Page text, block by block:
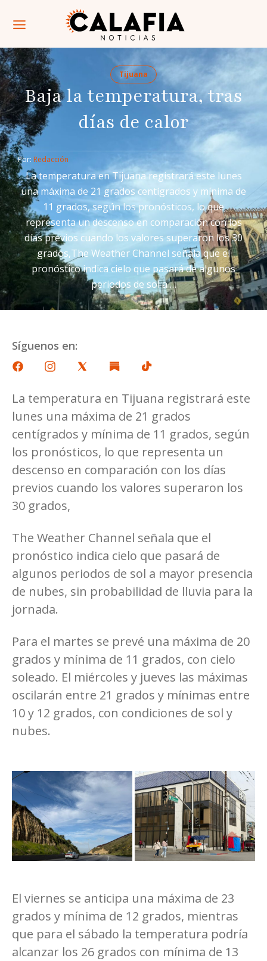
Tijuana
Baja la temperatura, tras
días de calor
Por: Redacción
La temperatura en Tijuana registrará este lunes
una máxima de 21 grados centígrados y mínima de
11 grados, según los pronósticos, lo que
representa un descenso en comparación con los
días previos cuando los valores superaron los 30
grados,The Weather Channel señala que el
pronóstico indica cielo que pasará de algunos
periodos de sol a …
Síguenos en:
La temperatura en Tijuana registrará este
lunes una máxima de 21 grados
centígrados y mínima de 11 grados, según
los pronósticos, lo que representa un
descenso en comparación con los días
previos cuando los valores superaron los
30 grados,
The Weather Channel señala que el
pronóstico indica cielo que pasará de
algunos periodos de sol a mayor presencia
de nubes, sin probabilidad de lluvia para la
jornada.
Para el martes se prevé una máxima de 20
grados y mínima de 11 grados, con cielo
soleado. El miércoles y jueves las máximas
oscilarán entre 21 grados y mínimas entre
10 y 12 grados, con condiciones de sol y
nubes.
El viernes se anticipa una máxima de 23
grados y mínima de 12 grados, mientras
que para el sábado la temperatura podría
alcanzar los 26 grados con mínima de 13